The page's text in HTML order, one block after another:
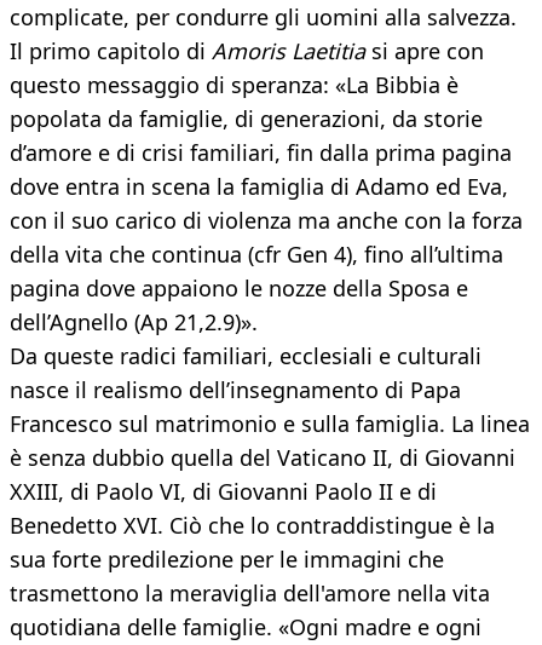
complicate, per condurre gli uomini alla salvezza.
Il primo capitolo di Amoris Laetitiasi apre con
questo messaggio di speranza: «La Bibbia è
popolata da famiglie, di generazioni, da storie
d’amore e di crisi familiari, fin dalla prima pagina
dove entra in scena la famiglia di Adamo ed Eva,
con il suo carico di violenza ma anche con la forza
della vita che continua (cfr Gen 4), fino all’ultima
pagina dove appaiono le nozze della Sposa e
dell’Agnello (Ap 21,2.9)».
Da queste radici familiari, ecclesiali e culturali
nasce il realismo dell’insegnamento di Papa
Francesco sul matrimonio e sulla famiglia. La linea
è senza dubbio quella del Vaticano II, di Giovanni
XXIII, di Paolo VI, di Giovanni Paolo II e di
Benedetto XVI. Ciò che lo contraddistingue è la
sua forte predilezione per le immagini che
trasmettono la meraviglia dell'amore nella vita
quotidiana delle famiglie. «Ogni madre e ogni